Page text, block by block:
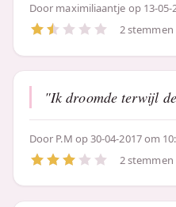
Door maximiliaantje op 13-05-
2 stemmen
"Ik droomde terwijl
Door P.M op 30-04-2017 om
2 stemmen